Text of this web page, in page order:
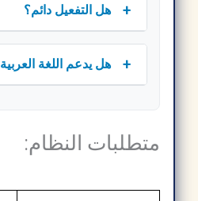
هل التفعيل دائم؟ +
هل يدعم اللغة العربية؟ +
متطلبات النظام: